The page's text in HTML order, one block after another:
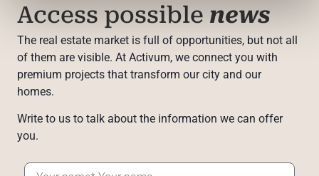
Access possible news
The real estate market is full of opportunities, but not all
of them are visible. At Activum, we connect you with
premium projects that transform our city and our
homes.
Write to us to talk about the information we can offer
you.